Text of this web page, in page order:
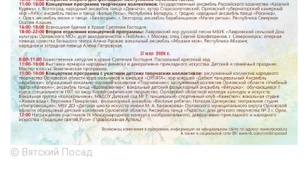
© Вятский Посад